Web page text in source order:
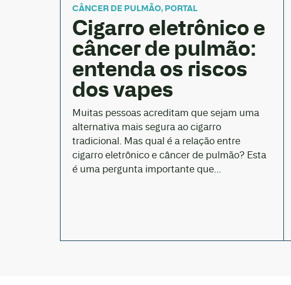
CÂNCER DE PULMÃO, PORTAL
Cigarro eletrônico e
câncer de pulmão:
entenda os riscos
dos vapes
Muitas pessoas acreditam que sejam uma
alternativa mais segura ao cigarro
tradicional. Mas qual é a relação entre
cigarro eletrônico e câncer de pulmão? Esta
é uma pergunta importante que...